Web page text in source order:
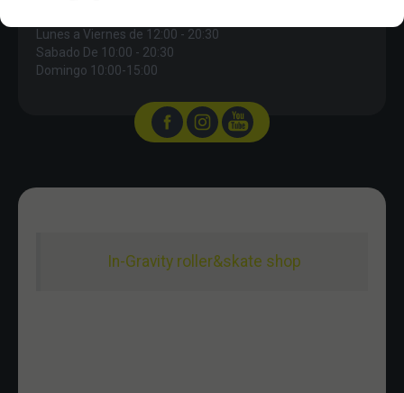
In-Gravity roller&skate shop
Lunes a Viernes de 12:00 - 20:30
Sabado De 10:00 - 20:30
Domingo 10:00-15:00